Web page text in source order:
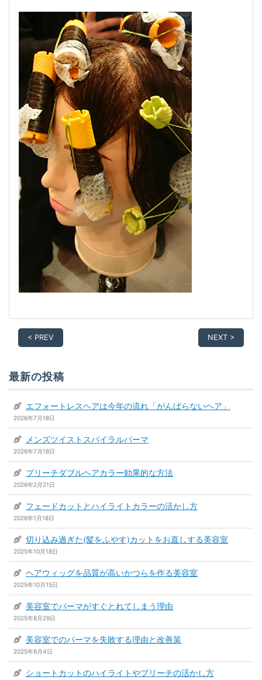
< PREV NEXT >
最新の投稿
エフォートレスヘアは今年の流れ「がんばらないヘア」
2026年7月18日
メンズツイストスパイラルパーマ
2026年7月18日
ブリーチダブルヘアカラー効果的な方法
2026年2月21日
フェードカットとハイライトカラーの活かし方
2026年1月18日
切り込み過ぎた(髪をふやす)カットをお直しする美容室
2025年10月18日
ヘアウィッグを品質が高いかつらを作る美容室
2025年10月15日
美容室でパーマがすぐとれてしまう理由
2025年8月29日
美容室でのパーマを失敗する理由と改善策
2025年8月4日
ショートカットのハイライトやブリーチの活かし方